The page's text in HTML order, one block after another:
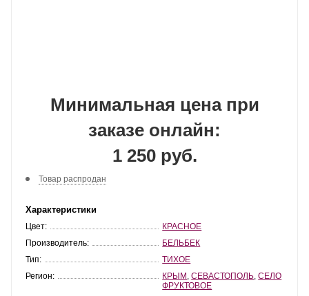
Минимальная цена при
заказе онлайн:
1 250 руб.
Товар распродан
Характеристики
Цвет:
КРАСНОЕ
Производитель:
БЕЛЬБЕК
Тип:
ТИХОЕ
Регион:
КРЫМ ,СЕВАСТОПОЛЬ ,СЕЛО
ФРУКТОВОЕ